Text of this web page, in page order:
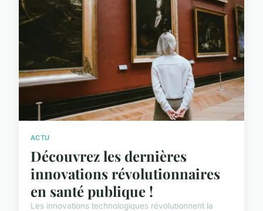
ACTU
Découvrez les dernières
innovations révolutionnaires
en santé publique !
Les innovations technologiques révolutionnent la